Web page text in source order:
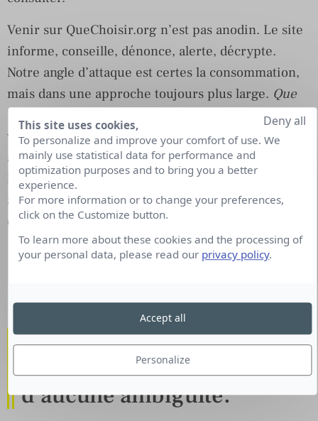
Venir sur QueChoisir.org n’est pas anodin. Le site
informe, conseille, dénonce, alerte, décrypte.
Notre angle d’attaque est certes la consommation,
mais dans une approche toujours plus large. Que
englobe dorénavant tous les domaines de la
vie quotidienne. Pour ce faire, nous n’hésitons pas
à demander à nos lecteurs les thématiques sur
lesquelles ils nous attendent. Celles où notre
analyse leur permettra de se forger un avis
objectif.
Quelle stratégie de contenu pour quelle
L’offre d’abonnement de
QueChoisir.org ne souffre
d’aucune ambiguïté.
This site uses cookies,
To personalize and improve your comfort of use. We
mainly use statistical data for performance and
optimization purposes and to bring you a better
experience.
For more information or to change your preferences,
click on the Customize button.
To learn more about these cookies and the processing of
your personal data, please read our privacy policy.
Personalize
Deny all
Accept all